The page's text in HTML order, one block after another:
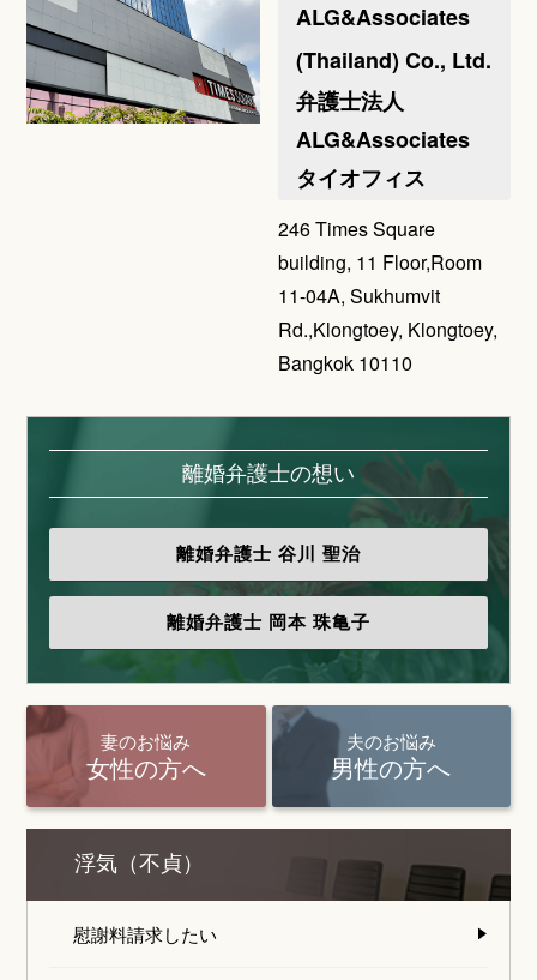
ALG&Associates
(Thailand) Co., Ltd.
弁護士法人
ALG&Associates
タイオフィス
246 Times Square
building, 11 Floor,Room
11-04A, Sukhumvit
Rd.,Klongtoey, Klongtoey,
Bangkok 10110
離婚弁護士の想い
離婚弁護士 谷川 聖治
離婚弁護士 岡本 珠亀子
妻のお悩み
女性の方へ
夫のお悩み
男性の方へ
浮気（不貞）
慰謝料請求したい